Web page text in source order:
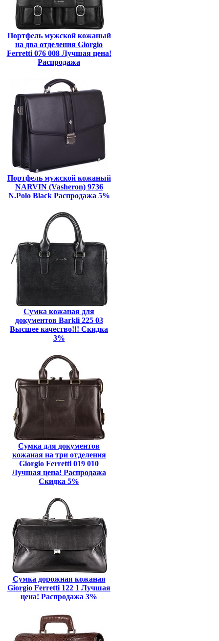
Портфель мужской кожаный
на два отделения Giorgio
Ferretti 076 008 Лучшая цена!
Распродажа
Портфель мужской кожаный
NARVIN (Vasheron) 9736
N.Polo Black Распродажа 5%
Сумка кожаная для
документов Barkli 225 03
Высшее качество!!! Скидка
3%
Сумка для документов
кожаная на три отделения
Giorgio Ferretti 019 010
Лучшая цена! Распродажа
Скидка 5%
Сумка дорожная кожаная
Giorgio Ferretti 122 1 Лучшая
цена! Распродажа 3%